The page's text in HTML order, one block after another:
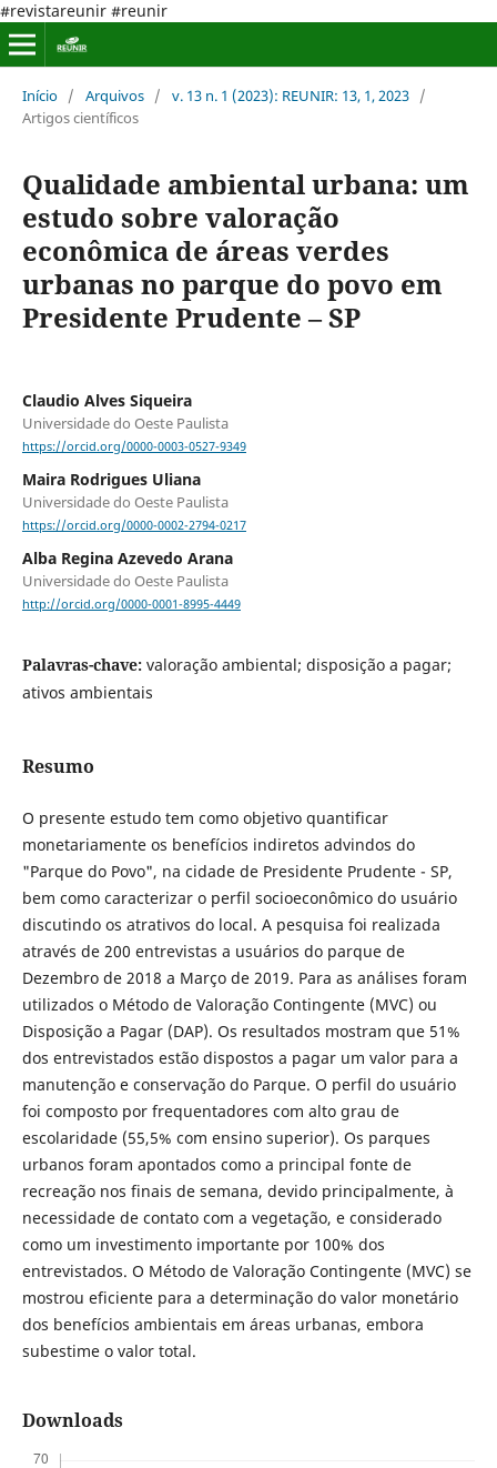
#revistareunir #reunir
Início / Arquivos / v. 13 n. 1 (2023): REUNIR: 13, 1, 2023 /
Artigos científicos
Qualidade ambiental urbana: um
estudo sobre valoração
econômica de áreas verdes
urbanas no parque do povo em
Presidente Prudente – SP
Claudio Alves Siqueira
Universidade do Oeste Paulista
https://orcid.org/0000-0003-0527-9349
Maira Rodrigues Uliana
Universidade do Oeste Paulista
https://orcid.org/0000-0002-2794-0217
Alba Regina Azevedo Arana
Universidade do Oeste Paulista
http://orcid.org/0000-0001-8995-4449
Palavras-chave: valoração ambiental; disposição a pagar;
ativos ambientais
Resumo
O presente estudo tem como objetivo quantificar
monetariamente os benefícios indiretos advindos do
"Parque do Povo", na cidade de Presidente Prudente - SP,
bem como caracterizar o perfil socioeconômico do usuário
discutindo os atrativos do local. A pesquisa foi realizada
através de 200 entrevistas a usuários do parque de
Dezembro de 2018 a Março de 2019. Para as análises foram
utilizados o Método de Valoração Contingente (MVC) ou
Disposição a Pagar (DAP). Os resultados mostram que 51%
dos entrevistados estão dispostos a pagar um valor para a
manutenção e conservação do Parque. O perfil do usuário
foi composto por frequentadores com alto grau de
escolaridade (55,5% com ensino superior). Os parques
urbanos foram apontados como a principal fonte de
recreação nos finais de semana, devido principalmente, à
necessidade de contato com a vegetação, e considerado
como um investimento importante por 100% dos
entrevistados. O Método de Valoração Contingente (MVC) se
mostrou eficiente para a determinação do valor monetário
dos benefícios ambientais em áreas urbanas, embora
subestime o valor total.
Downloads